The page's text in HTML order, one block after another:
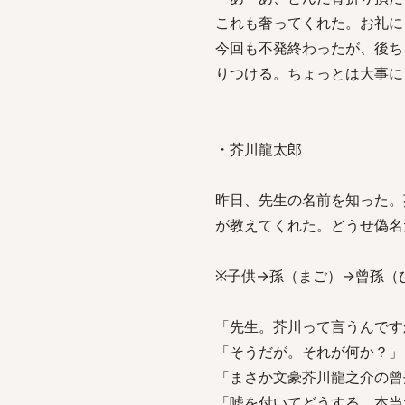
これも奢ってくれた。お礼
今回も不発終わったが、後
りつける。ちょっとは大事
・芥川龍太郎
昨日、先生の名前を知った
が教えてくれた。どうせ偽
※子供→孫（まご）→曾孫（
「先生。芥川って言うんで
「そうだが。それが何か？」
「まさか文豪芥川龍之介の